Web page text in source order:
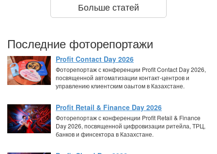
Больше статей
Последние фоторепортажи
Profit Contact Day 2026
Фоторепортаж с конференции Profit Contact Day 2026,
посвященной автоматизации контакт-центров и
управлению клиентским оаытом в Казахстане.
Profit Retail & Finance Day 2026
Фоторепортаж с конференции Profit Retail & Finance
Day 2026, посвященной цифровизации ритейла, ТРЦ,
банков и финсектора в Казахстане.